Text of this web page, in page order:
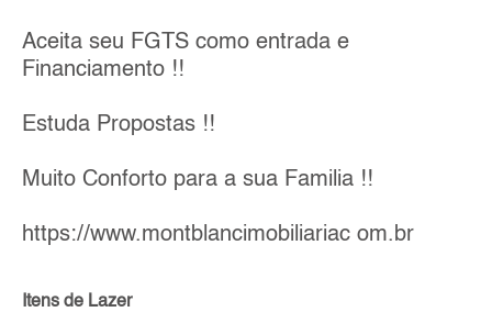
Aceita seu FGTS como entrada e
Financiamento !!
Estuda Propostas !!
Muito Conforto para a sua Familia !!
https://www.montblancimobiliariac om.br
Itens de Lazer